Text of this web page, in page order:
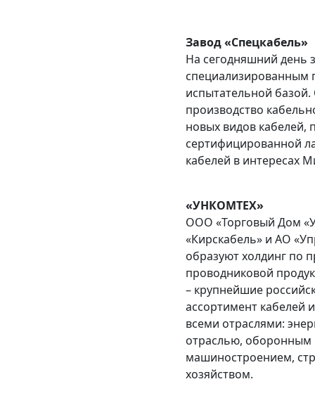
Завод «Спецкабель»
На сегодняшний день
специализированным
испытательной
производство
новых видов кабелей,
сертифицированной
кабелей в интересах
«УНКОМТЕХ»
ООО «Торговый Дом
«Кирскабель» и АО
образуют холдинг по
проводниковой
– крупнейшие
ассортимент кабелей
всеми отраслями:
отраслью, оборонным
машиностроением,
хозяйством.